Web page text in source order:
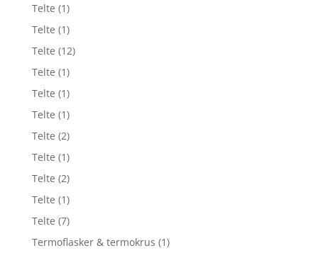
Telte (1)
Telte (1)
Telte (12)
Telte (1)
Telte (1)
Telte (1)
Telte (2)
Telte (1)
Telte (2)
Telte (1)
Telte (7)
Termoflasker & termokrus (1)